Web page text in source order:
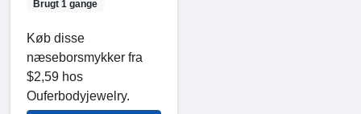
Brugt 1 gange
Køb disse
næseborsmykker fra
$2,59 hos
Ouferbodyjewelry.